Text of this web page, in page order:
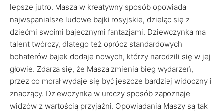
lepsze jutro. Masza w kreatywny sposób opowiada
najwspanialsze ludowe bajki rosyjskie, dzieląc się z
dziećmi swoimi bajecznymi fantazjami. Dziewczynka ma
talent twórczy, dlatego też oprócz standardowych
bohaterów bajek dodaje nowych, którzy narodzili się w jej
głowie. Zdarza się, że Masza zmienia bieg wydarzeń,
przez co morał wydaje się być jeszcze bardziej widoczny i
znaczący. Dziewczynka w uroczy sposób zapoznaje
widzów z wartością przyjaźni. Opowiadania Maszy są tak